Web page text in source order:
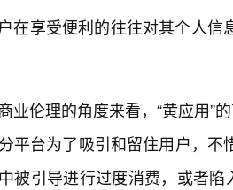
在享受便利的往往对其个人
业伦理的角度来看，“黄应用”
平台为了吸引和留住用户，
被引导进行过度消费，或者